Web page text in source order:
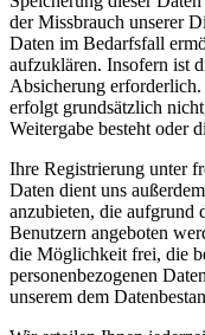
der Missbrauch unserer
Daten im Bedarfsfall
aufzuklären. Insofern ist
Absicherung
erfolgt grundsätzlich
Weitergabe besteht oder
Ihre Registrierung unter
Daten dient uns
anzubieten, die aufgrund
Benutzern angeboten
die Möglichkeit frei, die
personenbezogenen
unserem dem